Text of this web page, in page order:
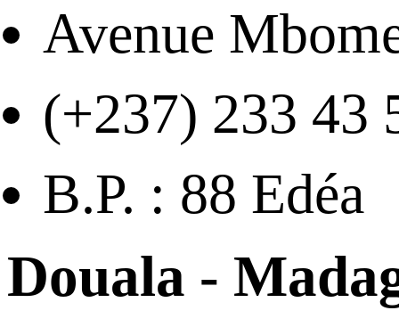
Avenue
(+237) 233 43
B.P. : 88 Edéa
Douala -